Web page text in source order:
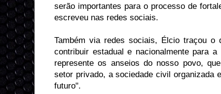
serão importantes para o processo de
escreveu nas redes sociais.
Também via redes sociais, Élcio traçou o
contribuir estadual e nacionalmente para
represente os anseios do nosso povo,
setor privado, a sociedade civil organizada
futuro".